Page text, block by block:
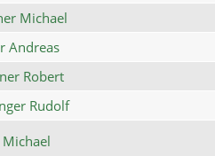
Michael
Andreas
Robert
Rudolf
Michael